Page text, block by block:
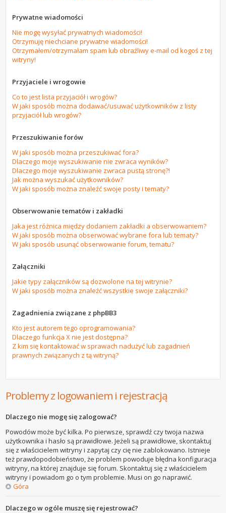
Prywatne wiadomości
Nie mogę wysyłać prywatnych wiadomości!
Otrzymuję niechciane prywatne wiadomości!
Otrzymałem/otrzymałam spam lub obraźliwy e-mail od kogoś z tej
witryny!
Przyjaciele i wrogowie
Co to jest lista przyjaciół i wrogów?
W jaki sposób można dodawać/usuwać użytkowników z listy
przyjaciół lub wrogów?
Przeszukiwanie forów
W jaki sposób można przeszukiwać fora?
Dlaczego moje wyszukiwanie nie zwraca wyników?
Dlaczego moje wyszukiwanie zwraca pustą stronę?!
Jak można wyszukać użytkowników?
W jaki sposób można znaleźć swoje posty i tematy?
Obserwowanie tematów i zakładki
Jaka jest różnica między dodaniem zakładki a obserwowaniem?
W jaki sposób można obserwować wybrane fora lub tematy?
W jaki sposób usunąć obserwowanie forum, tematu?
Załączniki
Jakie typy załączników są dozwolone na tej witrynie?
W jaki sposób można znaleźć wszystkie swoje załączniki?
Zagadnienia związane z phpBB3
Kto jest autorem tego oprogramowania?
Dlaczego funkcja X nie jest dostępna?
Z kim się kontaktować w sprawach nadużyć lub zagadnień
prawnych związanych z tą witryną?
Problemy z logowaniem i rejestracją
Dlaczego nie mogę się zalogować?
Powodów może być kilka. Po pierwsze, sprawdź czy twoja nazwa
użytkownika i hasło są prawidłowe. Jeżeli są prawidłowe, skontaktuj
się z właścicielem witryny i zapytaj czy cię nie zablokowano. Istnieje
też prawdopodobieństwo, że problem powoduje błędna konfiguracja
witryny, na której znajduje się forum. Skontaktuj się z właścicielem
witryny i powiadom go o tym problemie. Musi on go naprawić.
Góra
Dlaczego w ogóle muszę się rejestrować?